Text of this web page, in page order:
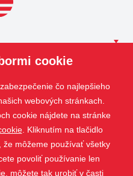
cookie
čo najlepšieho
webových stránkach.
cookie nájdete na stránke
. Kliknutím na tlačidlo
že môžeme používať všetky
povoliť používanie len
môžete tak urobiť v časti